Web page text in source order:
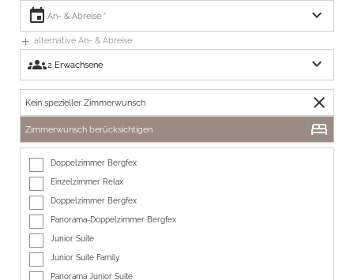
event expand_more
add alternative An- & Abreise
groups expand_more
Kein spezieller Zimmerwunsch close
Zimmerwunsch berücksichtigen bed
Doppelzimmer Bergfex
Einzelzimmer Relax
Doppelzimmer Bergfex
Panorama-Doppelzimmer Bergfex
Junior Suite
Junior Suite Family
Panorama Junior Suite